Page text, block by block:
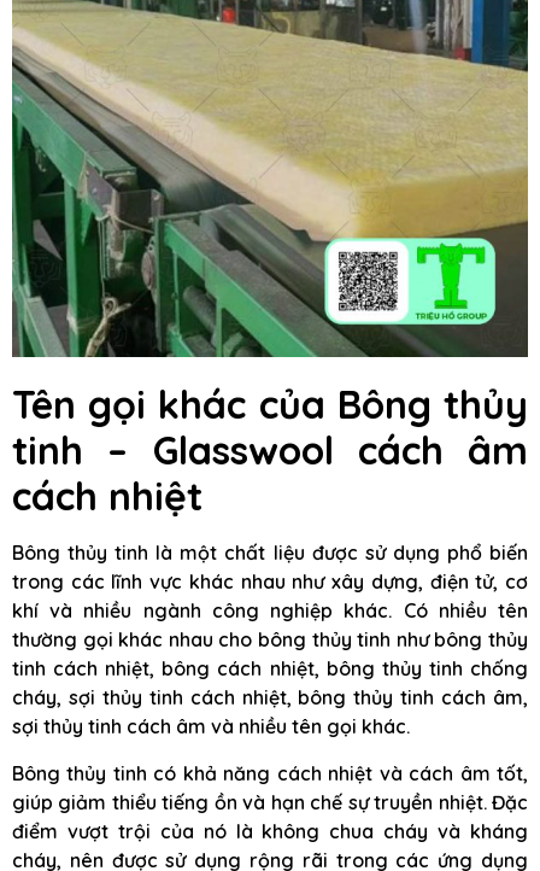
Tên gọi khác của Bông thủy
tinh – Glasswool cách âm
cách nhiệt
Bông thủy tinh là một chất liệu được sử dụng phổ biến
trong các lĩnh vực khác nhau như xây dựng, điện tử, cơ
khí và nhiều ngành công nghiệp khác. Có nhiều tên
thường gọi khác nhau cho bông thủy tinh như bông thủy
tinh cách nhiệt, bông cách nhiệt, bông thủy tinh chống
cháy, sợi thủy tinh cách nhiệt, bông thủy tinh cách âm,
sợi thủy tinh cách âm và nhiều tên gọi khác.
Bông thủy tinh có khả năng cách nhiệt và cách âm tốt,
giúp giảm thiểu tiếng ồn và hạn chế sự truyền nhiệt. Đặc
điểm vượt trội của nó là không chua cháy và kháng
cháy, nên được sử dụng rộng rãi trong các ứng dụng